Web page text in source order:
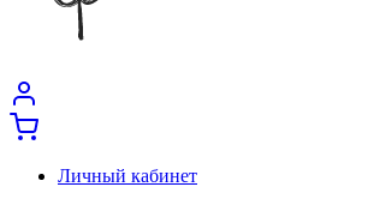
Личный кабинет